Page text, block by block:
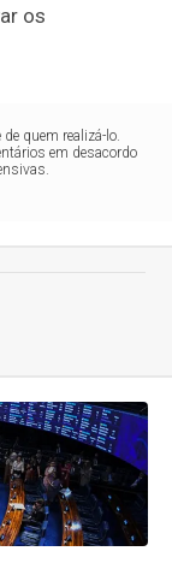
os
quem realizá-lo.
em desacordo